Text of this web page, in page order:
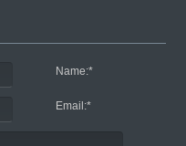
Name:*
Email:*